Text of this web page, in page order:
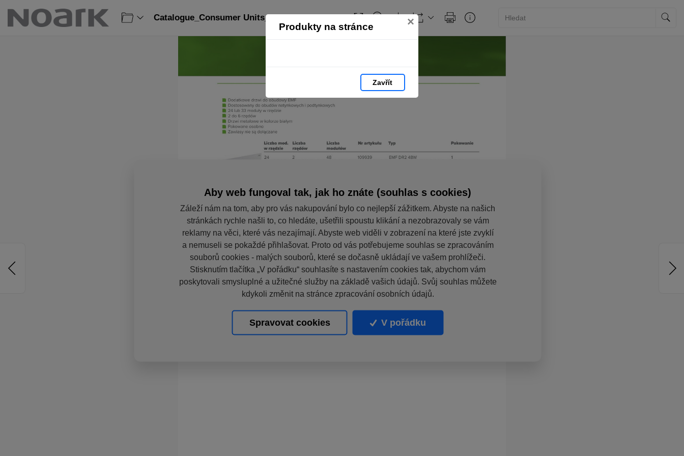
Produkty na stránce ×
Zavřít
Catalogue_Consumer Units_PL: strana 71
Aby web fungoval tak, jak ho znáte (souhlas s cookies)
Záleží nám na tom, aby pro vás nakupování bylo co nejlepší zážitkem. Abyste na našich
stránkách rychle našli to, co hledáte, ušetřili spoustu klikání a nezobrazovaly se vám
reklamy na věci, které vás nezajímají. Abyste web viděli v zobrazení na které jste zvyklí
a nemuseli se pokaždé přihlašovat. Proto od vás potřebujeme souhlas se zpracováním
souborů cookies - malých souborů, které se dočasně ukládají ve vašem prohlížeči.
Stisknutím tlačítka „V pořádku“ souhlasíte s nastavením cookies tak, abychom vám
poskytovali smysluplné a užitečné služby na základě vašich údajů. Svůj souhlas můžete
kdykoli změnit na stránce zpracování osobních údajů.
Spravovat cookies V pořádku